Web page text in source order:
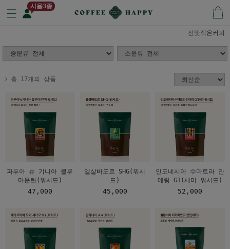
시음3종
신맛적은커피
총 17개의 상품
파푸아 뉴 기니아 블루
마운틴(워시드)
47,000
엘살바도르 SHG(워시
드)
45,000
인도네시아 수마트라 만
데링 G1(세미 워시드)
52,000